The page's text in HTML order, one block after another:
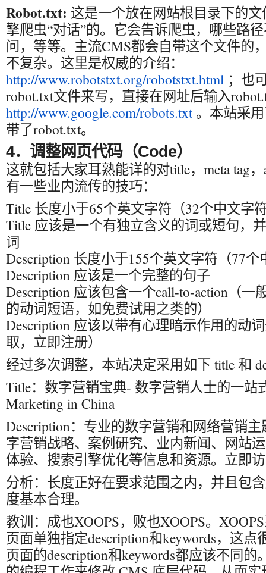
Robot.txt: 这是一个放在网站根目录下的
擎爬虫“对话”的。它会告诉爬虫，哪些路
问，等等。主流CMS都会自带这个文件的
不复杂。这里是权威的介绍：
http://www.robotstxt.org/robotstxt.html ；也
robot.txt文件来写，直接在网址后输入
http://www.google.com/robots.txt。本站采用
带了robot.txt。
4．调整网页代码（Code）
这就包括大家耳熟能详的对title，meta tag
有一些业内流传的技巧：
Title 长度小于65个英文字符（32个中文字
Title 应该是一个有独立含义的词或短句，
词
Description 长度小于155个英文字符（77个
Description 应该是一个完整的句子
Description 应该包含一个call-to-action（一
的动词短语，如免费试用之类的）
Description 应该以带有心理暗示作用的动
取，立即注册）
经过多次调整，本站决定采用如下 title 和
Title：数字营销宝典- 数字营销人士的一站
Marketing in China
Description：专业的数字营销和网络营销
字营销战略、案例研究、业内新闻、网站
体验、搜索引擎优化等信息和资源。立即
分析：长度正好在要求范围之内，并且包
度基本合理。
教训：成也XOOPS，败也XOOPS。
页面单独指定description和keywords，这
页面的description和keywords都应该不同